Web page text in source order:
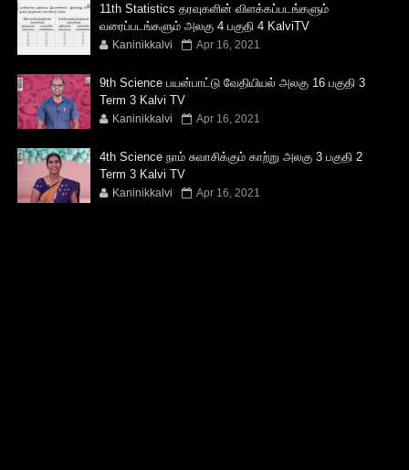
11th Statistics தரவுகளின் விளக்கப்படங்களும்
வரைப்படங்களும் அலகு 4 பகுதி 4 KalviTV
Kaninikkalvi Apr 16, 2021
9th Science பயன்பாட்டு வேதியியல் அலகு 16 பகுதி 3
Term 3 Kalvi TV
Kaninikkalvi Apr 16, 2021
4th Science நாம் சுவாசிக்கும் காற்று அலகு 3 பகுதி 2
Term 3 Kalvi TV
Kaninikkalvi Apr 16, 2021